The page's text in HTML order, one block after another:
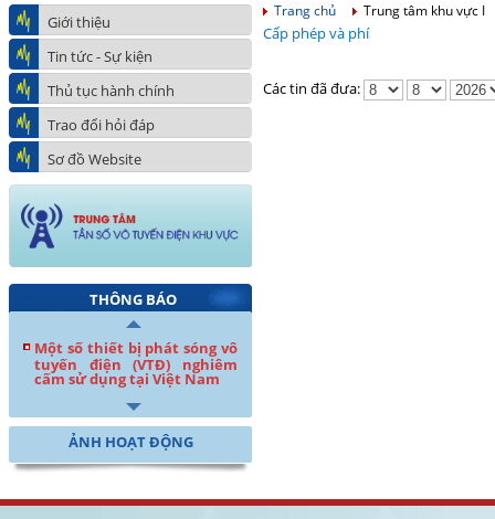
Giới thiệu
Tin tức - Sự kiện
Thủ tục hành chính
Trao đổi hỏi đáp
Sơ đồ Website
THÔNG BÁO
Một số thiết bị phát sóng vô
tuyến điện (VTĐ) nghiêm
cấm sử dụng tại Việt Nam
ẢNH HOẠT ĐỘNG
Trang chủ Trung tâm khu vực I
Cấp phép và phí
Các tin đã đưa: